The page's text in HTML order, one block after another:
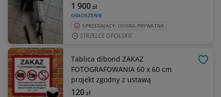
OGŁOSZENIE
1 900zł
SPRZEDAJĄCY: OSOBA PRYWATNA
STRZELCE OPOLSKIE
Tablica dibond ZAKAZ
FOTOGRAFOWANIA 60 x 60 cm
projekt zgodny z ustawą
120zł